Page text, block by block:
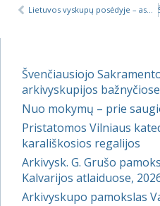
Lietuvos vyskupų posėdyje – asmens duomenų tvarkymo, Bažnyčios dokumentų vertimo ir kiti klausimai
Švenčiausiojo
arkivyskupijos
Nuo mokymų – prie
Pristatomos Vilniaus
karališkosios regalijos
Arkivysk. G. Grušo
Kalvarijos atlaiduose,
Arkivyskupo pamokslas